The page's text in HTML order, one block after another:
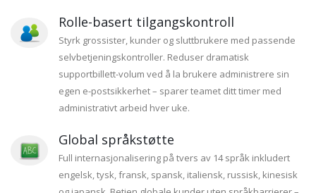
Rolle-basert tilgangskontroll
Styrk grossister, kunder og sluttbrukere med passende
selvbetjeningskontroller. Reduser dramatisk
supportbillett-volum ved å la brukere administrere sin
egen e-postsikkerhet – sparer teamet ditt timer med
administrativt arbeid hver uke.
Global språkstøtte
Full internasjonalisering på tvers av 14 språk inkludert
engelsk, tysk, fransk, spansk, italiensk, russisk, kinesisk